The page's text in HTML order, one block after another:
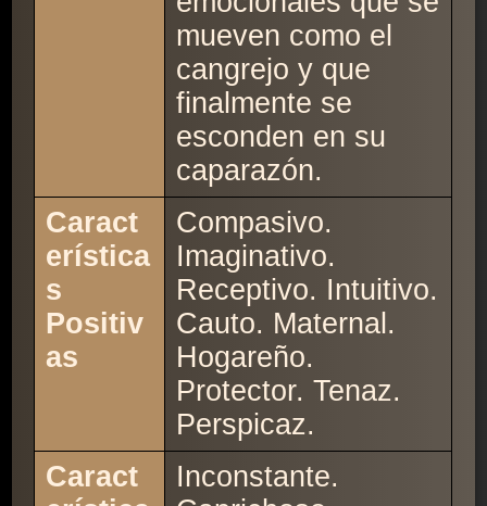
mueven como el
cangrejo y que
finalmente se
esconden en su
caparazón.
Caract
erística
s
Positiv
as
Compasivo.
Imaginativo.
Receptivo. Intuitivo.
Cauto. Maternal.
Hogareño.
Protector. Tenaz.
Perspicaz.
Caract
Inconstante.